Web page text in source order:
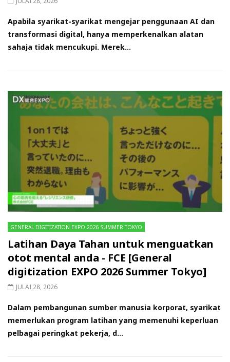
Apabila syarikat-syarikat mengejar penggunaan AI dan
transformasi digital, hanya memperkenalkan alatan
sahaja tidak mencukupi. Merek...
GENERAL DIGITIZATION EXPO 2026 SUMMER TOKYO
Latihan Daya Tahan untuk menguatkan
otot mental anda - FCE [General
digitization EXPO 2026 Summer Tokyo]
JULAI 28, 2026
Dalam pembangunan sumber manusia korporat, syarikat
memerlukan program latihan yang memenuhi keperluan
pelbagai peringkat pekerja, d...